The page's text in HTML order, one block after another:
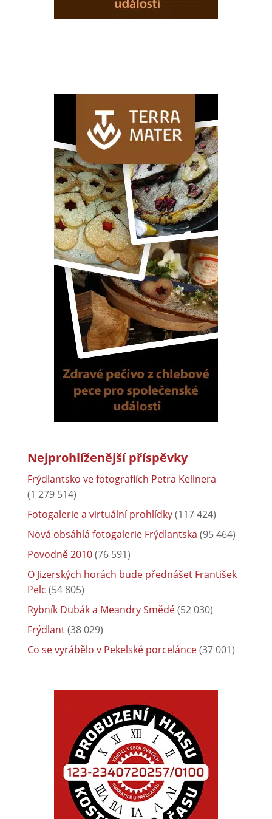
Nejprohlíženější příspěvky
Frýdlantsko ve fotografiích Petra Kellnera
(1 279 514)
Fotogalerie a virtuální prohlídky(117 424)
Nová obsáhlá fotogalerie Frýdlantska (95 464)
Povodně 2010(76 591)
O Jizerských horách bude přednášet František
Pelc (54 805)
Rybník Dubák a Meandry Smědé(52 030)
Frýdlant(38 029)
Co se vyrábělo v Pekelské porcelánce(37 001)